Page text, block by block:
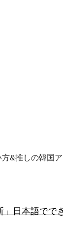
&推しの韓国
」日本語で